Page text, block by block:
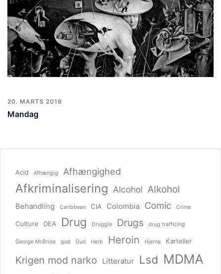
20. MARTS 2016
Mandag
Acid Afhængig Afhængighed
Afkriminalisering Alcohol Alkohol
Behandling Caribbean CIA Colombia Comic Crime
Culture DEA Drug Druggie Drugs drug trafficing
George McBride god Gud Herb Heroin Hjerne Karteller
Krigen mod narko Litteratur Lsd MDMA